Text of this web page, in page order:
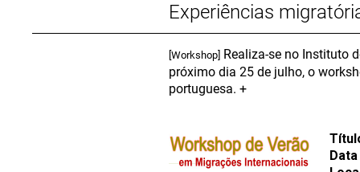
Experiências
[Workshop] Realiza-se no Instituto
próximo dia 25 de julho, o
portuguesa. +
Data